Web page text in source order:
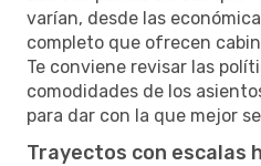
varían, desde las
completo que ofrecen
Te conviene revisar las
comodidades de los
para dar con la que mejor
Trayectos con escalas